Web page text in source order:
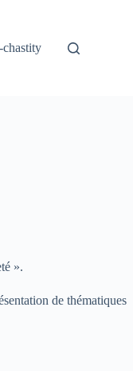
».
de thématiques